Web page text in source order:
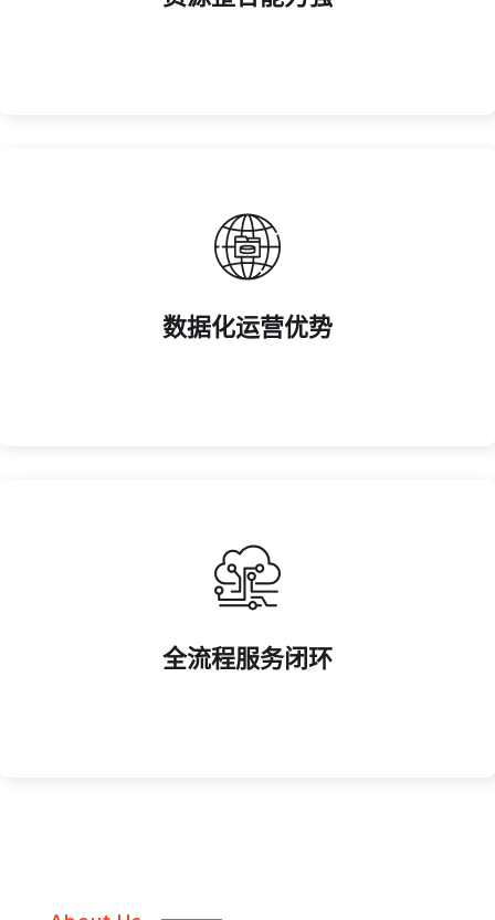
数据化运营优势
基于用户行为分析优化赛事选品、直播内容及周边营销策
全流程服务闭环
从赛事策划到直播执行、周边销售，提供一站式解决方